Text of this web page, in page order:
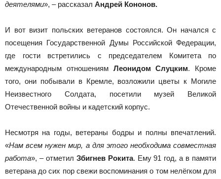
деятелями», – рассказал Андрей Кононов.
И вот визит польских ветеранов состоялся. Он начался с
посещения Государственной Думы Российской Федерации,
где гости встретились с председателем Комитета по
международным отношениям Леонидом Слуцким. Кроме
того, они побывали в Кремле, возложили цветы к Могиле
Неизвестного Солдата, посетили музей Великой
Отечественной войны и кадетский корпус.
Несмотря на годы, ветераны бодры и полны впечатлений.
«Нам всем нужен мир, а для этого необходима совместная
работа», – отметил Збигнев Рокита. Ему 91 год, а в памяти
ветерана до сих пор свежи воспоминания о том нелёгком для